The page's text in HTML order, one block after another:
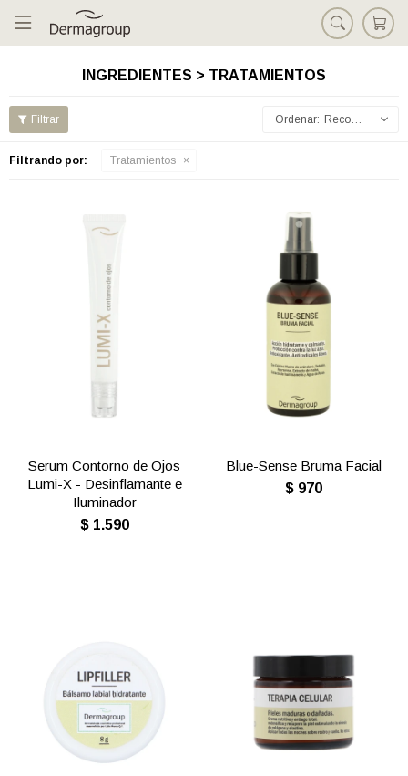

INGREDIENTES > TRATAMIENTOS
Recomendados
Filtrando por: Tratamientos
Serum Contorno de Ojos
Lumi-X - Desinflamante e
Iluminador
$ 1.590
Blue-Sense Bruma Facial
$ 970